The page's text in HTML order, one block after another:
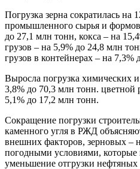
Погрузка зерна сократилась на
промышленного сырья и
до 27,1 млн тонн, кокса – на
грузов – на 5,9% до 24,8 млн
грузов в контейнерах – на 7,3%
Выросла погрузка химических
3,8% до 70,3 млн тонн. цветной
5,1% до 17,2 млн тонн.
Сокращение погрузки
каменного угля в РЖД
внешних факторов, зерновых –
погодными условиями,
уменьшение отгрузки